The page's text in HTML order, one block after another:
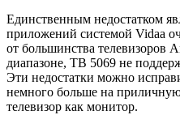
Единственным недостатком
приложений системой Vidaa
от большинства телевизоров
диапазоне, ТВ 5069 не
Эти недостатки можно
немного больше на приличную
телевизор как монитор.